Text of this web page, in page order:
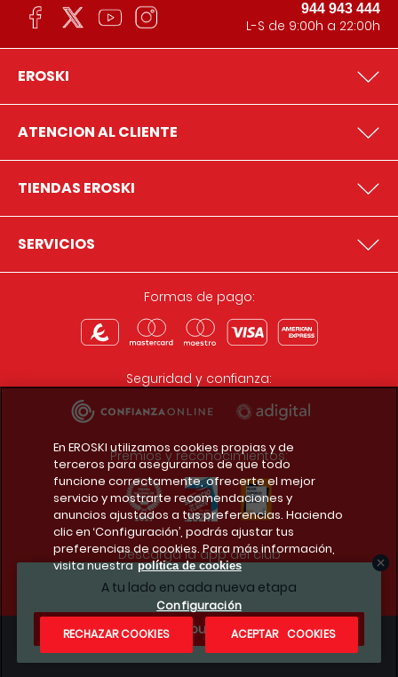
A tu lado en cada nueva etapa
¿Te apuntas?
944 943 444
L-S de 9:00h a 22:00h
EROSKI
ATENCION AL CLIENTE
TIENDAS EROSKI
SERVICIOS
Formas de pago:
Seguridad y confianza:
Premios y reconocimientos:
Descarga la app del club
Condiciones legales
En EROSKI utilizamos cookies propias y de
terceros para asegurarnos de que todo
funcione correctamente, ofrecerte el mejor
servicio y mostrarte recomendaciones y
anuncios ajustados a tus preferencias. Haciendo
clic en ‘Configuración’, podrás ajustar tus
preferencias de cookies. Para más información,
visita nuestra política de cookies
Configuración
RECHAZAR COOKIES
ACEPTAR COOKIES